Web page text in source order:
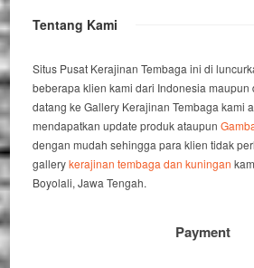
Tentang Kami
Situs Pusat Kerajinan Tembaga ini di
beberapa klien kami dari Indonesia maupun
datang ke Gallery Kerajinan Tembaga kami
mendapatkan update produk ataupun
dengan mudah sehingga para klien tidak
gallerykerajinan tembaga dan kuningan
Boyolali, Jawa Tengah.
Payment